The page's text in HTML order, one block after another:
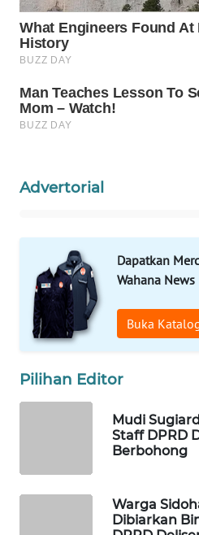
Advertorial
Dapatkan
Wahana News
Buka
Pilihan Editor
Mudi
Staff DPRD
Berbohong
Warga
Dibiarkan
LAPAK
WAHANA
Wahana
KONSUMEN
MASYARAKAT
ID
MAWAKA
ID
NET